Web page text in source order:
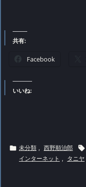
共有:
Facebook
いいね:
 未分類 , 西野順治郎 
インターネット , タニヤ